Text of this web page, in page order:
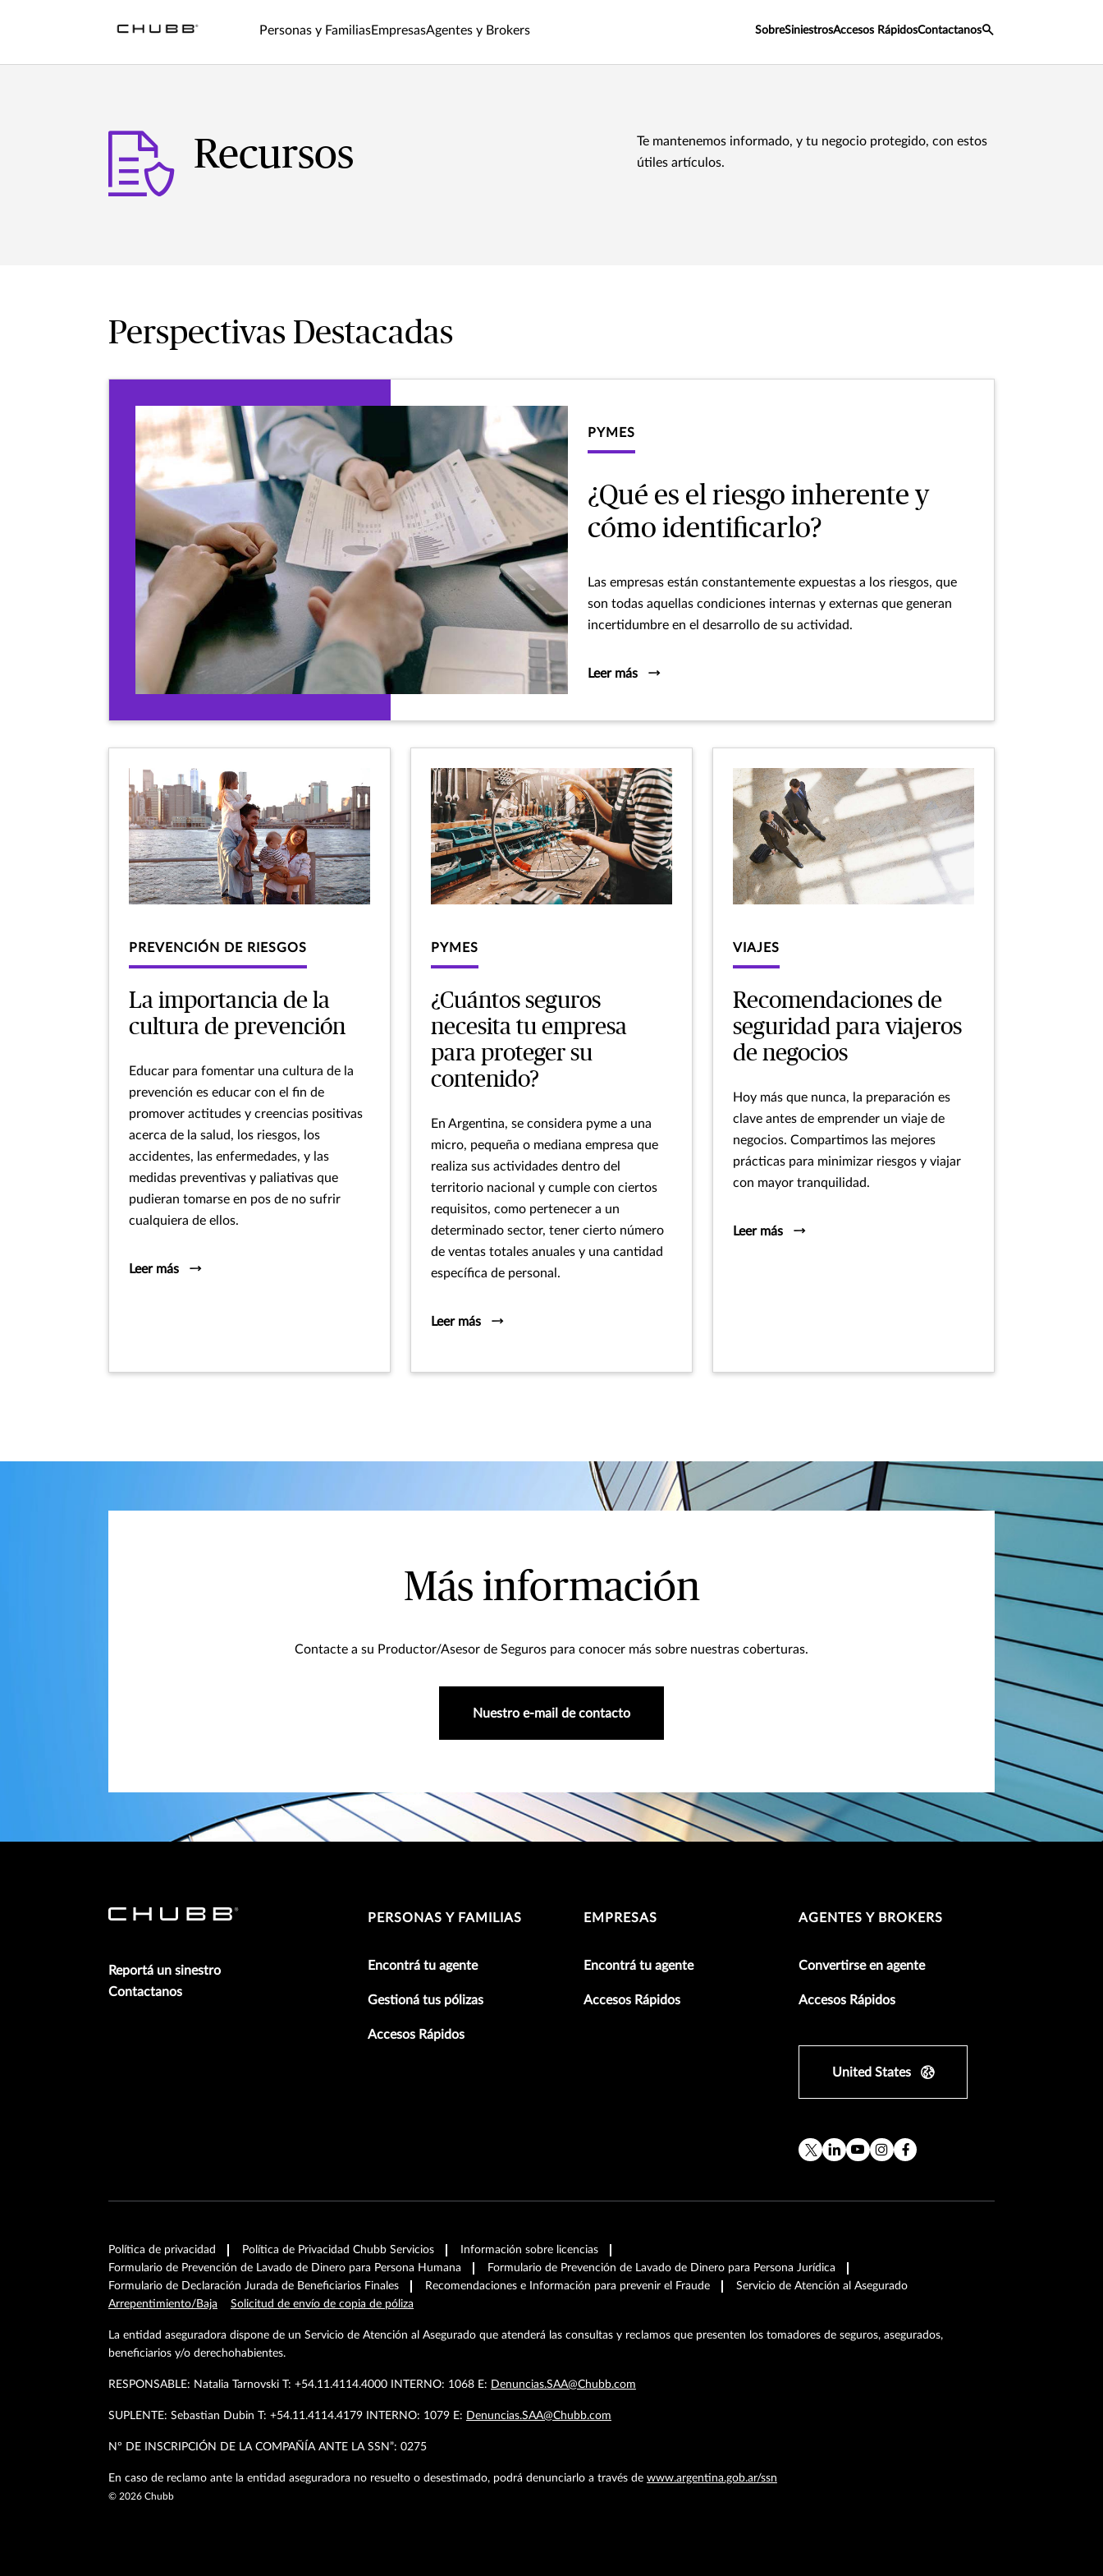
Personas y FamiliasEmpresasAgentes y Brokers SobreSiniestrosAccesos RápidosContactanos
Recursos
Te mantenemos informado, y tu negocio protegido, con estos
útiles artículos.
Perspectivas Destacadas
PYMES
¿Qué es el riesgo inherente y
cómo identificarlo?
Las empresas están constantemente expuestas a los riesgos, que
son todas aquellas condiciones internas y externas que generan
incertidumbre en el desarrollo de su actividad.
Leer más
PREVENCIÓN DE RIESGOS
La importancia de la
cultura de prevención
Educar para fomentar una cultura de la
prevención es educar con el fin de
promover actitudes y creencias positivas
acerca de la salud, los riesgos, los
accidentes, las enfermedades, y las
medidas preventivas y paliativas que
pudieran tomarse en pos de no sufrir
cualquiera de ellos.
Leer más
PYMES
¿Cuántos seguros
necesita tu empresa
para proteger su
contenido?
En Argentina, se considera pyme a una
micro, pequeña o mediana empresa que
realiza sus actividades dentro del
territorio nacional y cumple con ciertos
requisitos, como pertenecer a un
determinado sector, tener cierto número
de ventas totales anuales y una cantidad
específica de personal.
Leer más
VIAJES
Recomendaciones de
seguridad para viajeros
de negocios
Hoy más que nunca, la preparación es
clave antes de emprender un viaje de
negocios. Compartimos las mejores
prácticas para minimizar riesgos y viajar
con mayor tranquilidad.
Leer más
Más información
Contacte a su Productor/Asesor de Seguros para conocer más sobre nuestras coberturas.
Nuestro e-mail de contacto
Reportá un sinestro
Contactanos
PERSONAS Y FAMILIAS
Encontrá tu agente
Gestioná tus pólizas
Accesos Rápidos
EMPRESAS
Encontrá tu agente
Accesos Rápidos
AGENTES Y BROKERS
Convertirse en agente
Accesos Rápidos
United States
Política de privacidad Política de Privacidad Chubb Servicios
Información sobre licencias
Formulario de Prevención de Lavado de Dinero para Persona Humana
Formulario de Prevención de Lavado de Dinero para Persona Jurídica
Formulario de Declaración Jurada de Beneficiarios Finales
Recomendaciones e Información para prevenir el Fraude
Servicio de Atención al Asegurado
Arrepentimiento/Baja
Solicitud de envío de copia de póliza
La entidad aseguradora dispone de un Servicio de Atención al Asegurado que atenderá las consultas y reclamos que presenten los tomadores de seguros, asegurados,
beneficiarios y/o derechohabientes.
RESPONSABLE: Natalia Tarnovski T: +54.11.4114.4000 INTERNO: 1068 E: Denuncias.SAA@Chubb.com
SUPLENTE: Sebastian Dubin T: +54.11.4114.4179 INTERNO: 1079 E: Denuncias.SAA@Chubb.com
Nº DE INSCRIPCIÓN DE LA COMPAÑÍA ANTE LA SSN”: 0275
En caso de reclamo ante la entidad aseguradora no resuelto o desestimado, podrá denunciarlo a través de www.argentina.gob.ar/ssn
© 2026 Chubb